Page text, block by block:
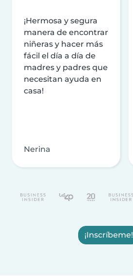
¡Hermosa y segura
manera de encontrar
niñeras y hacer más
fácil el día a día de
madres y padres que
necesitan ayuda en
casa!
Nerina
¡Inscríbeme!